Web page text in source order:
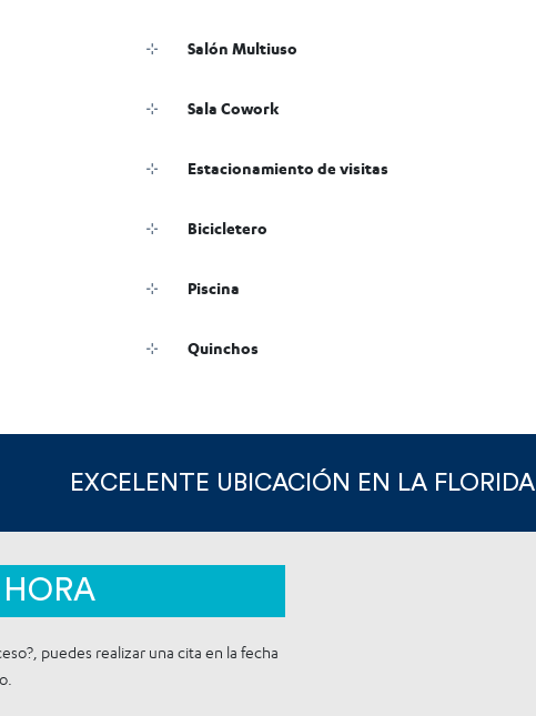
Salón Multiuso
Sala Cowork
Estacionamiento de visitas
Bicicletero
Piscina
Quinchos
EXCELENTE UBICACIÓN EN LA FLORIDA
puedes realizar una cita en la fecha